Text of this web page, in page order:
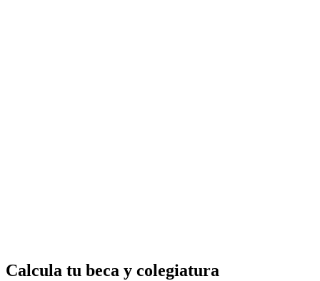
Calcula tu beca y colegiatura